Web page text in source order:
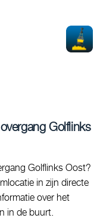
Golflinks
Golflinks Oost?
in zijn directe
over het
in de buurt.